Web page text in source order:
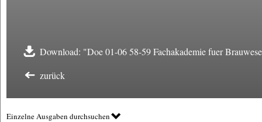
Download: "Doe 01-06 58-59 Fachakademie fuer
zurück
Einzelne Ausgaben durchsuchen